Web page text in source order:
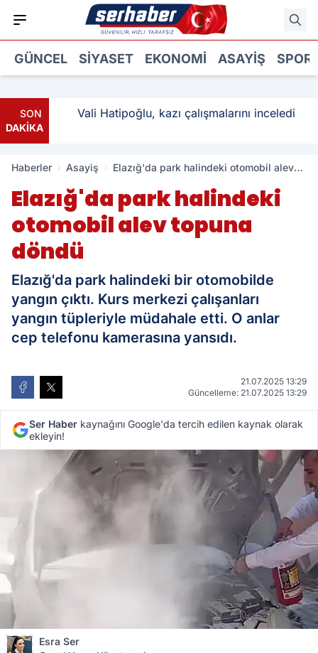
GÜNCEL SIYASET EKONOMI ASAYIŞ SPOR
SON
DAKİKA
Vali Hatipoğlu, kazı çalışmalarını inceledi
Haberler Asayiş
Elazığ'da park halindeki otomobil alev
Elazığ'da park halindeki
otomobil alev topuna
döndü
Elazığ'da park halindeki bir otomobilde
yangın çıktı. Kurs merkezi çalışanları
yangın tüpleriyle müdahale etti. O anlar
cep telefonu kamerasına yansıdı.
21.07.2025 13:29
Güncelleme: 21.07.2025 13:29
Ser Haber kaynağını Google'da tercih edilen kaynak olarak
ekleyin!
Esra Ser